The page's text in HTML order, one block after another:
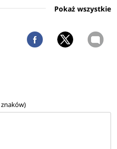
Pokaż wszystkie
znaków)